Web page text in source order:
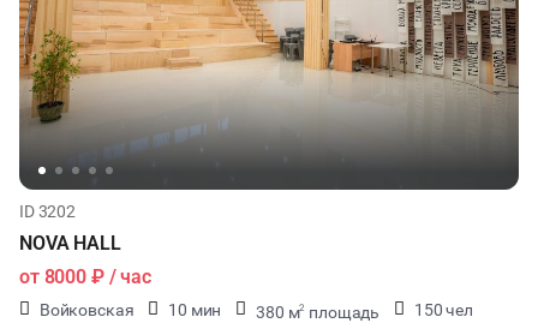
ID 3202
NOVA HALL
от 8000 ₽/ час
Войковская 10 мин 380 м2 площадь
150 чел